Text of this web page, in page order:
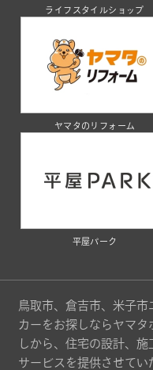
ライフスタイルショップ
ヤマタのリフォーム
平屋パーク
鳥取市、倉吉市、米子
カーをお探しならヤマ
しから、住宅の設計、
サービスを提供させてい